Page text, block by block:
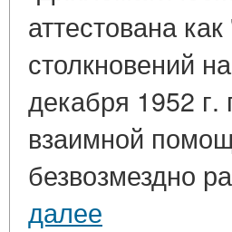
аттестована
столкновений
декабря 1952
взаимной
безвозмездно
далее